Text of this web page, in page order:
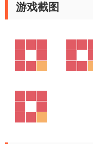
游戏截图